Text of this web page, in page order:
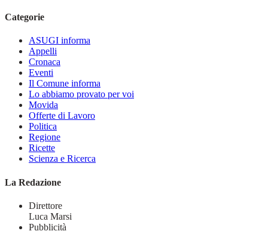
Categorie
ASUGI informa
Appelli
Cronaca
Eventi
Il Comune informa
Lo abbiamo provato per voi
Movida
Offerte di Lavoro
Politica
Regione
Ricette
Scienza e Ricerca
La Redazione
Direttore
Luca Marsi
Pubblicità